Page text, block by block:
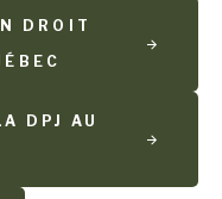
DROIT
DPJ AU